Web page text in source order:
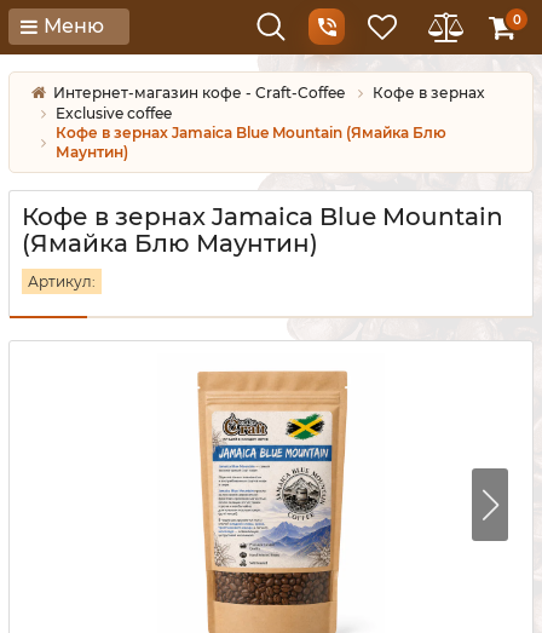
Меню 0
Интернет-магазин кофе - Craft-Coffee
Кофе в зернах
Exclusive coffee
Кофе в зернах Jamaica Blue Mountain (Ямайка Блю
Маунтин)
Кофе в зернах Jamaica Blue Mountain
(Ямайка Блю Маунтин)
Артикул: